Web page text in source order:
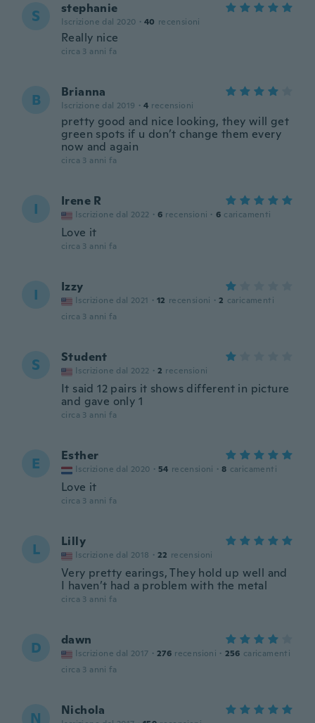
S stephanie
Iscrizione dal 2020 · 40 recensioni
Really nice
circa 3 anni fa
B Brianna
Iscrizione dal 2019 · 4 recensioni
pretty good and nice looking, they will get
green spots if u don’t change them every
now and again
circa 3 anni fa
I Irene R
Iscrizione dal 2022 · 6 recensioni · 6 caricamenti
Love it
circa 3 anni fa
I Izzy
Iscrizione dal 2021 · 12 recensioni · 2 caricamenti
circa 3 anni fa
S Student
Iscrizione dal 2022 · 2 recensioni
It said 12 pairs it shows different in picture
and gave only 1
circa 3 anni fa
E Esther
Iscrizione dal 2020 · 54 recensioni · 8 caricamenti
Love it
circa 3 anni fa
L Lilly
Iscrizione dal 2018 · 22 recensioni
Very pretty earings, They hold up well and
I haven’t had a problem with the metal
circa 3 anni fa
D dawn
Iscrizione dal 2017 · 276 recensioni · 256 caricamenti
circa 3 anni fa
N Nichola